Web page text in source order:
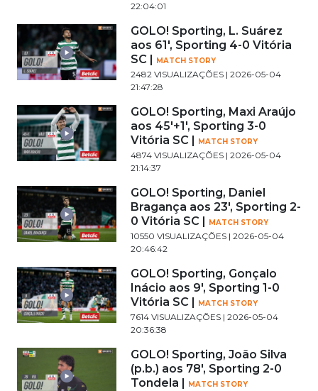
22:04:01
GOLO! Sporting, L. Suárez
aos 61', Sporting 4-0 Vitória
SC |
MATCH STORY
2482 VISUALIZAÇÕES | 2026-05-04
21:47:28
GOLO! Sporting, Maxi Araújo
aos 45'+1', Sporting 3-0
Vitória SC |
MATCH STORY
4874 VISUALIZAÇÕES | 2026-05-04
21:14:37
GOLO! Sporting, Daniel
Bragança aos 23', Sporting 2-
0 Vitória SC |
MATCH STORY
10550 VISUALIZAÇÕES | 2026-05-04
20:46:42
GOLO! Sporting, Gonçalo
Inácio aos 9', Sporting 1-0
Vitória SC |
MATCH STORY
7614 VISUALIZAÇÕES | 2026-05-04
20:36:38
GOLO! Sporting, João Silva
(p.b.) aos 78', Sporting 2-0
Tondela |
MATCH STORY